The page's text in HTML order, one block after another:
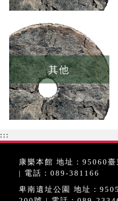
其他
:::
康樂本館 地址：95060
| 電話：089-381166
卑南遺址公園 地址：